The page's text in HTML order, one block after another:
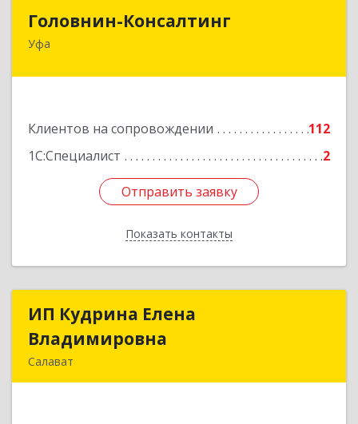
Головнин-Консалтинг
Уфа
Клиентов на сопровождении
112
1С:Специалист
2
Отправить заявку
Показать контакты
450006, Башкортостан Респ, Уфа г, Ленина ул,
Отправить заявку
Назад
ИП Кудрина Елена
Владимировна
Салават
ИП Кудрина Елена